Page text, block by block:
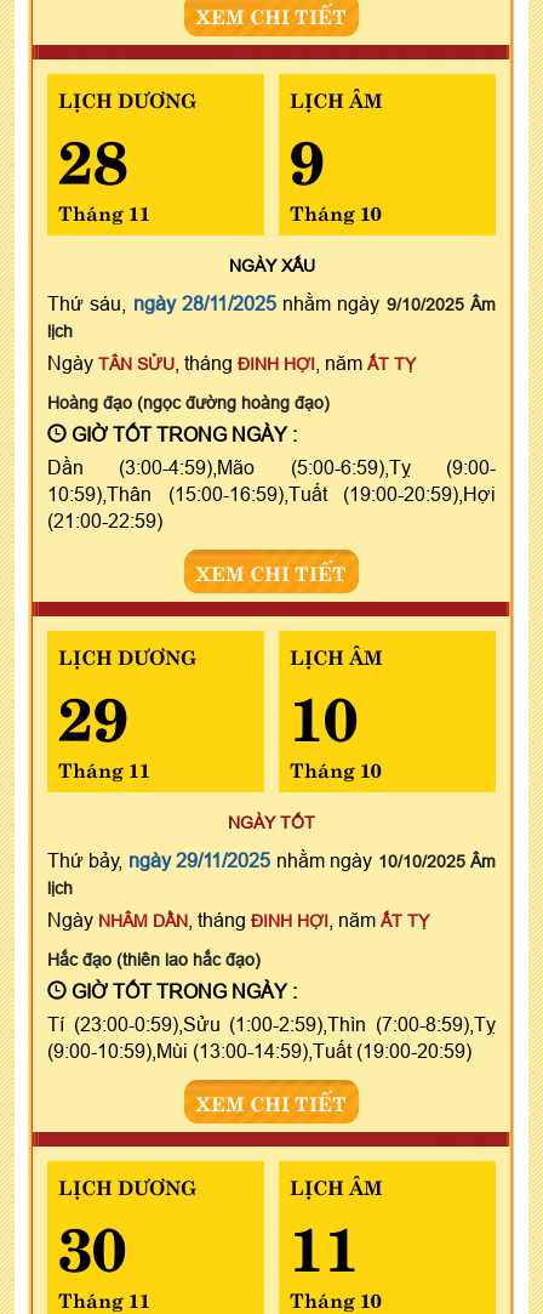
XEM CHI TIẾT
LỊCH DƯƠNG
28
Tháng 11
LỊCH ÂM
9
Tháng 10
NGÀYXẤU
Thứ sáu, ngày 28/11/2025nhằm ngày 9/10/2025 Âm
lịch
Ngày TÂN SỬU , tháng ĐINH HỢI , năm ẤT TỴ
Hoàng đạo (ngọc đường hoàng đạo)
GIỜ TỐT TRONG NGÀY :
Dần (3:00-4:59),Mão (5:00-6:59),Tỵ (9:00-
10:59),Thân (15:00-16:59),Tuất (19:00-20:59),Hợi
(21:00-22:59)
XEM CHI TIẾT
LỊCH DƯƠNG
29
Tháng 11
LỊCH ÂM
10
Tháng 10
NGÀY TỐT
Thứ bảy, ngày 29/11/2025 nhằm ngày 10/10/2025 Âm
lịch
Ngày NHÂM DẦN , tháng ĐINH HỢI , năm ẤT TỴ
Hắc đạo (thiên lao hắc đạo)
GIỜ TỐT TRONG NGÀY :
Tí (23:00-0:59),Sửu (1:00-2:59),Thìn (7:00-8:59),Tỵ
(9:00-10:59),Mùi (13:00-14:59),Tuất (19:00-20:59)
XEM CHI TIẾT
LỊCH DƯƠNG
30
Tháng 11
LỊCH ÂM
11
Tháng 10